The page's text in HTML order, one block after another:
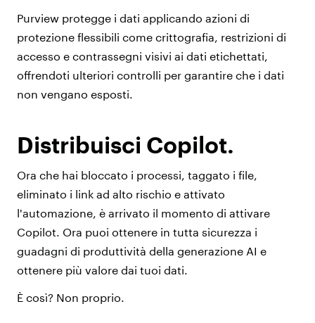
Purview protegge i dati applicando azioni di
protezione flessibili come crittografia, restrizioni di
accesso e contrassegni visivi ai dati etichettati,
offrendoti ulteriori controlli per garantire che i dati
non vengano esposti.
Distribuisci Copilot.
Ora che hai bloccato i processi, taggato i file,
eliminato i link ad alto rischio e attivato
l'automazione, è arrivato il momento di attivare
Copilot. Ora puoi ottenere in tutta sicurezza i
guadagni di produttività della generazione AI e
ottenere più valore dai tuoi dati.
È così? Non proprio.